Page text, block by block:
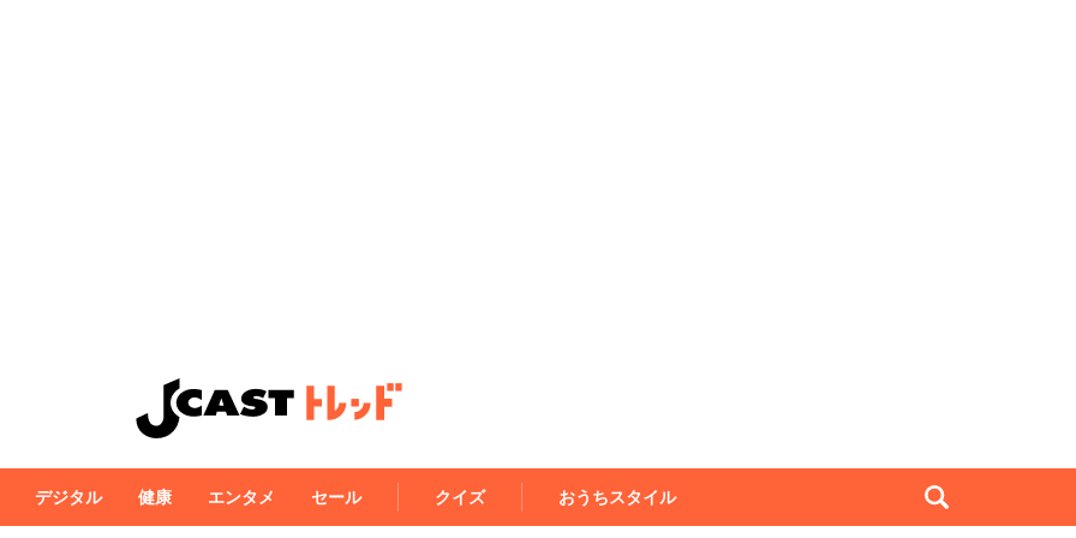
デジタル 健康 エンタメ セール クイズ おうちスタイル